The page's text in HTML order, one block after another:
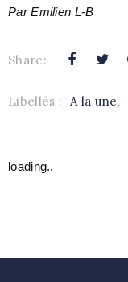
Par Emilien L-B
Share:
Libellés : A la une,
loading..